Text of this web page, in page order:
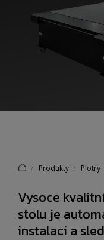
Produkty Plotry
Vysoce
stolu je
instalaci a